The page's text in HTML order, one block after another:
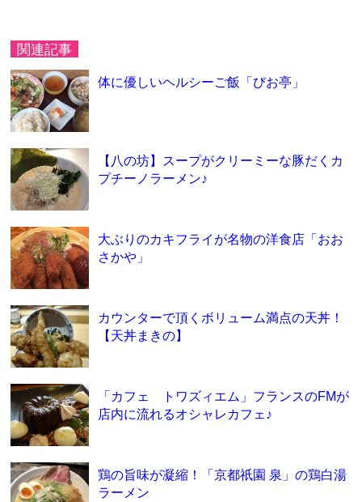
関連記事
体に優しいヘルシーご飯「びお亭」
【八の坊】スープがクリーミーな豚だくカ
プチーノラーメン♪
大ぶりのカキフライが名物の洋食店「おお
さかや」
カウンターで頂くボリューム満点の天丼！
【天丼まきの】
「カフェ トワズィエム」フランスのFMが
店内に流れるオシャレカフェ♪
鶏の旨味が凝縮！「京都祇園 泉」の鶏白湯
ラーメン